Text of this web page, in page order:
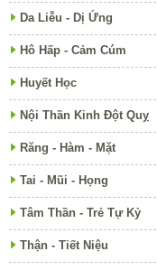
Da Liễu - Dị Ứng
Hô Hấp - Cảm Cúm
Huyết Học
Nội Thần Kinh Đột Quỵ
Răng - Hàm - Mặt
Tai - Mũi - Họng
Tâm Thần - Trẻ Tự Kỷ
Thận - Tiết Niệu